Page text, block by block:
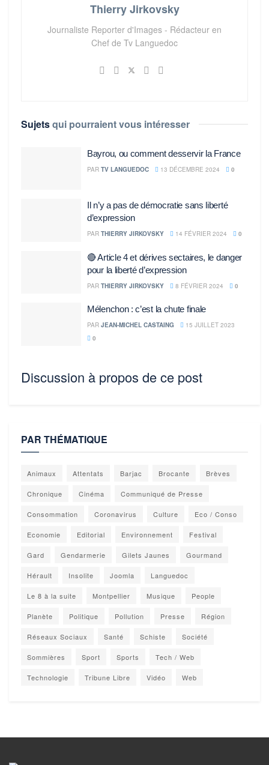
Thierry Jirkovsky
Journaliste Reporter d'Images - Rédacteur en
Chef de Tv Languedoc
Sujetsqui pourraient vous intéresser
Bayrou, ou comment desservir la France
PAR TV LANGUEDOC 13 DÉCEMBRE 2024 0
Il n’y a pas de démocratie sans liberté
d’expression
PAR THIERRY JIRKOVSKY 14 FÉVRIER 2024 0
🔴 Article 4 et dérives sectaires, le danger
pour la liberté d’expression
PAR THIERRY JIRKOVSKY 8 FÉVRIER 2024 0
Mélenchon : c’est la chute finale
PAR JEAN-MICHEL CASTAING
15 JUILLET 2023
0
Discussion à propos de ce post
PAR THÉMATIQUE
Animaux Attentats Barjac Brocante Brèves
Chronique Cinéma Communiqué de Presse
Consommation Coronavirus Culture Eco / Conso
Economie Editorial Environnement Festival
Gard Gendarmerie Gilets Jaunes Gourmand
Hérault Insolite Joomla Languedoc
Le 8 à la suite Montpellier Musique People
Planète Politique Pollution Presse Région
Réseaux Sociaux Santé Schiste Société
Sommières Sport Sports Tech / Web
Technologie Tribune Libre Vidéo Web